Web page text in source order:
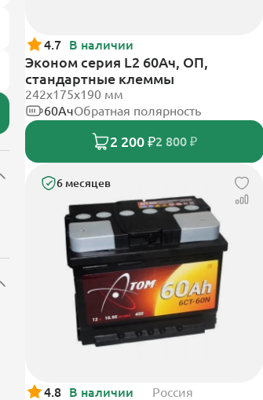
4.7 В наличии
Эконом серия L2 60Ач, ОП,
стандартные клеммы
242х175х190 мм
60АчОбратная полярность
2 200 ₽2 800 ₽
6 месяцев
4.8 В наличии Россия